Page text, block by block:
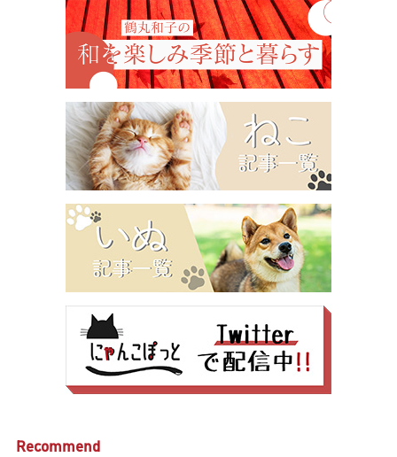
Recommend